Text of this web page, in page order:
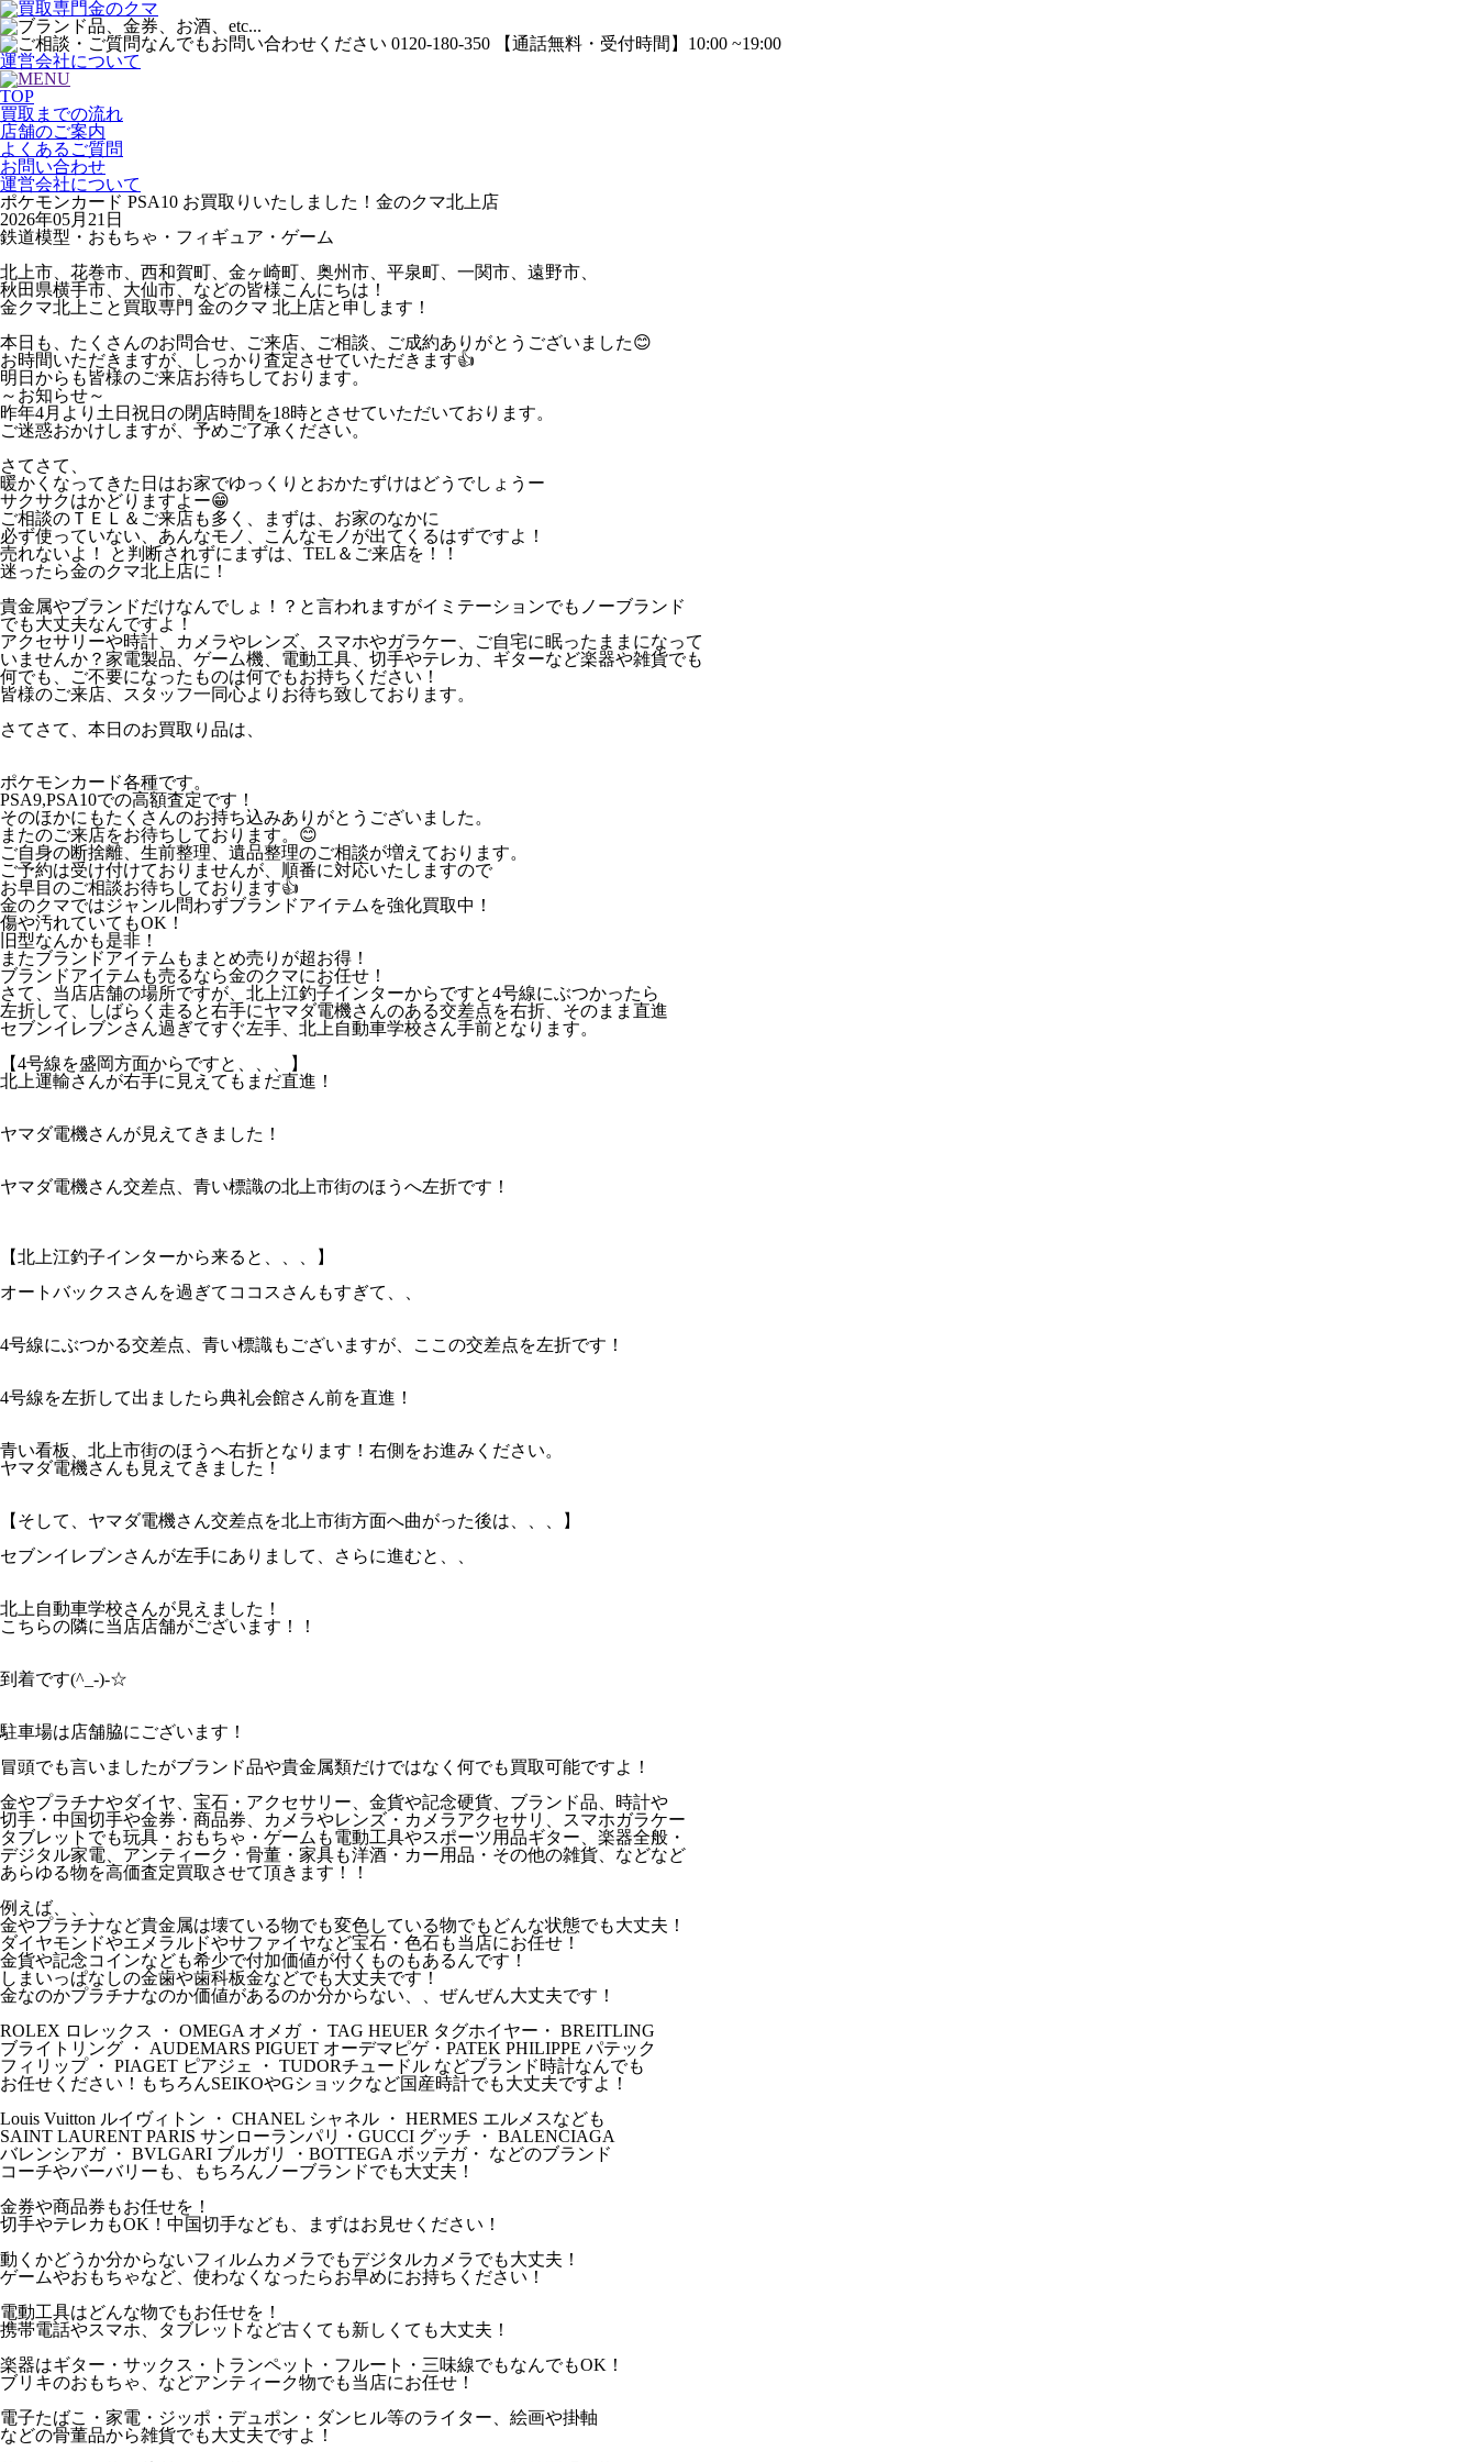
運営会社について
TOP
買取までの流れ
店舗のご案内
よくあるご質問
お問い合わせ
運営会社について
ポケモンカード PSA10 お買取りいたしました！金のクマ北上店
2026年05月21日
鉄道模型・おもちゃ・フィギュア・ゲーム
北上市、花巻市、西和賀町、金ヶ崎町、奥州市、平泉町、一関市、遠野市、
秋田県横手市、大仙市、などの皆様こんにちは！
金クマ北上こと買取専門 金のクマ 北上店と申します！
本日も、たくさんのお問合せ、ご来店、ご相談、ご成約ありがとうございました😊
お時間いただきますが、しっかり査定させていただきます👍
明日からも皆様のご来店お待ちしております。
～お知らせ～
昨年4月より土日祝日の閉店時間を18時とさせていただいております。
ご迷惑おかけしますが、予めご了承ください。
さてさて、
暖かくなってきた日はお家でゆっくりとおかたずけはどうでしょうー
サクサクはかどりますよー😁
ご相談のＴＥＬ＆ご来店も多く、まずは、お家のなかに
必ず使っていない、あんなモノ、こんなモノが出てくるはずですよ！
売れないよ！ と判断されずにまずは、TEL＆ご来店を！！
迷ったら金のクマ北上店に！
貴金属やブランドだけなんでしょ！？と言われますがイミテーションでもノーブランド
でも大丈夫なんですよ！
アクセサリーや時計、カメラやレンズ、スマホやガラケー、ご自宅に眠ったままになって
いませんか？家電製品、ゲーム機、電動工具、切手やテレカ、ギターなど楽器や雑貨でも
何でも、ご不要になったものは何でもお持ちください！
皆様のご来店、スタッフ一同心よりお待ち致しております。
さてさて、本日のお買取り品は、
ポケモンカード各種です。
PSA9,PSA10での高額査定です！
そのほかにもたくさんのお持ち込みありがとうございました。
またのご来店をお待ちしております。😊
ご自身の断捨離、生前整理、遺品整理のご相談が増えております。
ご予約は受け付けておりませんが、順番に対応いたしますので
お早目のご相談お待ちしております👍
金のクマではジャンル問わずブランドアイテムを強化買取中！
傷や汚れていてもOK！
旧型なんかも是非！
またブランドアイテムもまとめ売りが超お得！
ブランドアイテムも売るなら金のクマにお任せ！
さて、当店店舗の場所ですが、北上江釣子インターからですと4号線にぶつかったら
左折して、しばらく走ると右手にヤマダ電機さんのある交差点を右折、そのまま直進
セブンイレブンさん過ぎてすぐ左手、北上自動車学校さん手前となります。
【4号線を盛岡方面からですと、、、】
北上運輸さんが右手に見えてもまだ直進！
ヤマダ電機さんが見えてきました！
ヤマダ電機さん交差点、青い標識の北上市街のほうへ左折です！
【北上江釣子インターから来ると、、、】
オートバックスさんを過ぎてココスさんもすぎて、、
4号線にぶつかる交差点、青い標識もございますが、ここの交差点を左折です！
4号線を左折して出ましたら典礼会館さん前を直進！
青い看板、北上市街のほうへ右折となります！右側をお進みください。
ヤマダ電機さんも見えてきました！
【そして、ヤマダ電機さん交差点を北上市街方面へ曲がった後は、、、】
セブンイレブンさんが左手にありまして、さらに進むと、、
北上自動車学校さんが見えました！
こちらの隣に当店店舗がございます！！
到着です(^_-)-☆
駐車場は店舗脇にございます！
冒頭でも言いましたがブランド品や貴金属類だけではなく何でも買取可能ですよ！
金やプラチナやダイヤ、宝石・アクセサリー、金貨や記念硬貨、ブランド品、時計や
切手・中国切手や金券・商品券、カメラやレンズ・カメラアクセサリ、スマホガラケー
タブレットでも玩具・おもちゃ・ゲームも電動工具やスポーツ用品ギター、楽器全般・
デジタル家電、アンティーク・骨董・家具も洋酒・カー用品・その他の雑貨、などなど
あらゆる物を高価査定買取させて頂きます！！
例えば、、、
金やプラチナなど貴金属は壊ている物でも変色している物でもどんな状態でも大丈夫！
ダイヤモンドやエメラルドやサファイヤなど宝石・色石も当店にお任せ！
金貨や記念コインなども希少で付加価値が付くものもあるんです！
しまいっぱなしの金歯や歯科板金などでも大丈夫です！
金なのかプラチナなのか価値があるのか分からない、、ぜんぜん大丈夫です！
ROLEX ロレックス ・ OMEGA オメガ ・ TAG HEUER タグホイヤー・ BREITLING
ブライトリング ・ AUDEMARS PIGUET オーデマピゲ・PATEK PHILIPPE パテック
フィリップ ・ PIAGET ピアジェ ・ TUDORチュードル などブランド時計なんでも
お任せください！もちろんSEIKOやGショックなど国産時計でも大丈夫ですよ！
Louis Vuitton ルイヴィトン ・ CHANEL シャネル ・ HERMES エルメスなども
SAINT LAURENT PARIS サンローランパリ・GUCCI グッチ ・ BALENCIAGA
バレンシアガ ・ BVLGARI ブルガリ ・BOTTEGA ボッテガ・ などのブランド
コーチやバーバリーも、もちろんノーブランドでも大丈夫！
金券や商品券もお任せを！
切手やテレカもOK！中国切手なども、まずはお見せください！
動くかどうか分からないフィルムカメラでもデジタルカメラでも大丈夫！
ゲームやおもちゃなど、使わなくなったらお早めにお持ちください！
電動工具はどんな物でもお任せを！
携帯電話やスマホ、タブレットなど古くても新しくても大丈夫！
楽器はギター・サックス・トランペット・フルート・三味線でもなんでもOK！
ブリキのおもちゃ、などアンティーク物でも当店にお任せ！
電子たばこ・家電・ジッポ・デュポン・ダンヒル等のライター、絵画や掛軸
などの骨董品から雑貨でも大丈夫ですよ！